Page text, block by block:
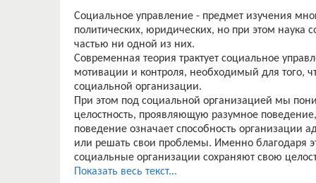
Социальное управление - предмет изучения
политических, юридических, но при этом наука
частью ни одной из них.
Современная теория трактует социальное
мотивации и контроля, необходимый для того,
социальной организации.
При этом под социальной организацией мы
целостность, проявляющую разумное
поведение означает способность организации
или решать свои проблемы. Именно благодаря
социальные организации сохраняют свою
Таким образом, в основе феномена
Показать весь текст...